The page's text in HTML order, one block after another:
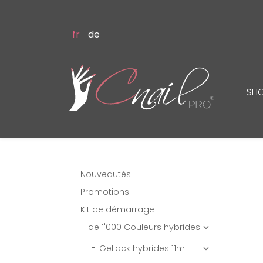
fr de
Nouveautés
Promotions
Kit de démarrage
+ de 1'000 Couleurs hybrides 
Gellack hybrides 11ml 